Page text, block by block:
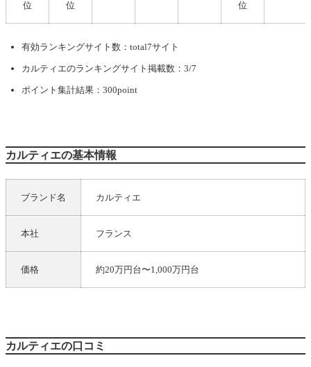
位
位
位
有効ランキングサイト数：total7サイト
カルティエのランキングサイト掲載数：3/7
ポイント集計結果：300point
カルティエの基本情報
ブランド名 カルティエ
本社 フランス
価格 約20万円台〜1,000万円台
カルティエの口コミ